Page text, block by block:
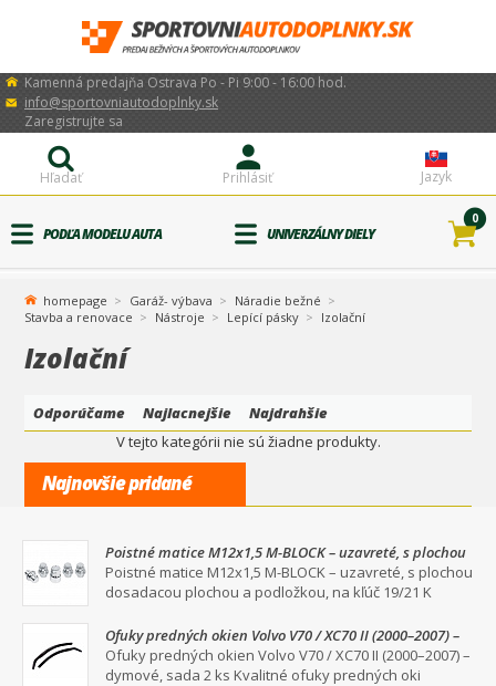
Kamenná predajňa Ostrava Po - Pi 9:00 - 16:00 hod.
info@sportovniautodoplnky.sk
Jazyk
Prihlásiť
Zaregistrujte sa
Hľadať
PODĽA MODELU AUTA UNIVERZÁLNY DIELY
0
homepage Garáž- výbava
Náradie bežné
Stavba a renovace
Nástroje Lepící pásky Izolační
Izolační
Odporúčame Najlacnejšie
Najdrahšie
V tejto kategórii nie sú žiadne produkty.
Najnovšie pridané
Poistné matice M12x1,5 M-BLOCK – uzavreté, s plochou
dosadacou plochou a podložkou, na kľúč 19/21
Poistné matice M12x1,5 M-BLOCK – uzavreté, s plochou
dosadacou plochou a podložkou, na kľúč 19/21 K
Ofuky predných okien Volvo V70 / XC70 II (2000–2007) –
dymové, sada 2 ks
Ofuky predných okien Volvo V70 / XC70 II (2000–2007) –
dymové, sada 2 ks Kvalitné ofuky predných oki